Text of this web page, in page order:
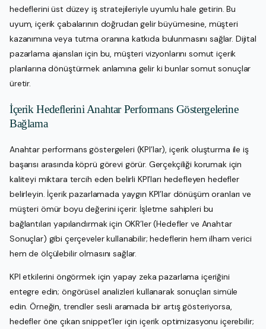
hedeflerini üst düzey iş stratejileriyle uyumlu hale getirin. Bu
uyum, içerik çabalarının doğrudan gelir büyümesine, müşteri
kazanımına veya tutma oranına katkıda bulunmasını sağlar. Dijital
pazarlama ajansları için bu, müşteri vizyonlarını somut içerik
planlarına dönüştürmek anlamına gelir ki bunlar somut sonuçlar
üretir.
İçerik Hedeflerini Anahtar Performans Göstergelerine
Bağlama
Anahtar performans göstergeleri (KPI’lar), içerik oluşturma ile iş
başarısı arasında köprü görevi görür. Gerçekçiliği korumak için
kaliteyi miktara tercih eden belirli KPI’ları hedefleyen hedefler
belirleyin. İçerik pazarlamada yaygın KPI’lar dönüşüm oranları ve
müşteri ömür boyu değerini içerir. İşletme sahipleri bu
bağlantıları yapılandırmak için OKR’ler (Hedefler ve Anahtar
Sonuçlar) gibi çerçeveler kullanabilir; hedeflerin hem ilham verici
hem de ölçülebilir olmasını sağlar.
KPI etkilerini öngörmek için yapay zeka pazarlama içeriğini
entegre edin; öngörüsel analizleri kullanarak sonuçları simüle
edin. Örneğin, trendler sesli aramada bir artış gösteriyorsa,
hedefler öne çıkan snippet’ler için içerik optimizasyonu içerebilir;